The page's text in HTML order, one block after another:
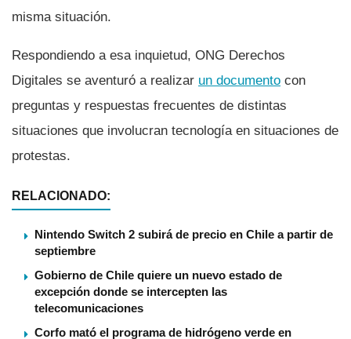
misma situación.
Respondiendo a esa inquietud, ONG Derechos
Digitales se aventuró a realizar un documento con
preguntas y respuestas frecuentes de distintas
situaciones que involucran tecnologí­a en situaciones de
protestas.
RELACIONADO:
Nintendo Switch 2 subirá de precio en Chile a partir de
septiembre
Gobierno de Chile quiere un nuevo estado de
excepción donde se intercepten las
telecomunicaciones
Corfo mató el programa de hidrógeno verde en